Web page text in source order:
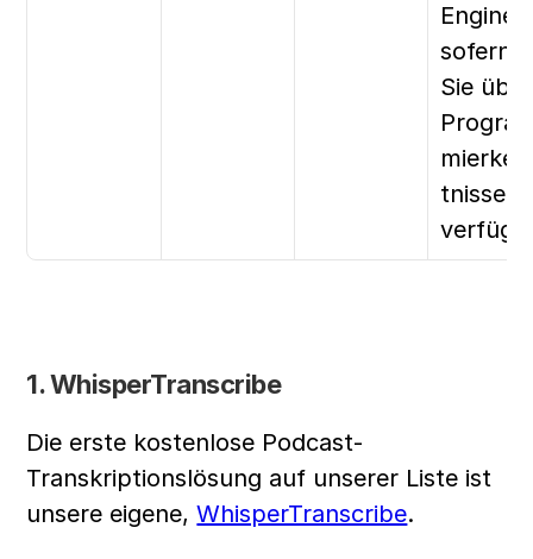
Engine,
sofern
Sie über
tnisse
1. WhisperTranscribe
Die erste kostenlose Podcast-
Transkriptionslösung auf unserer Liste ist
unsere eigene, WhisperTranscribe.